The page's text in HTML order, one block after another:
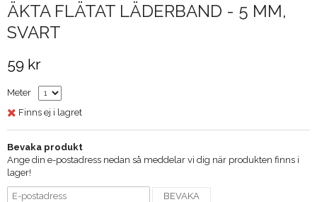
ÄKTA FLÄTAT LÄDERBAND - 5 MM,
SVART
59 kr
Meter
Finns ej i lagret
Bevaka produkt
Ange din e-postadress nedan så meddelar vi dig när produkten finns i
lager!
BEVAKA